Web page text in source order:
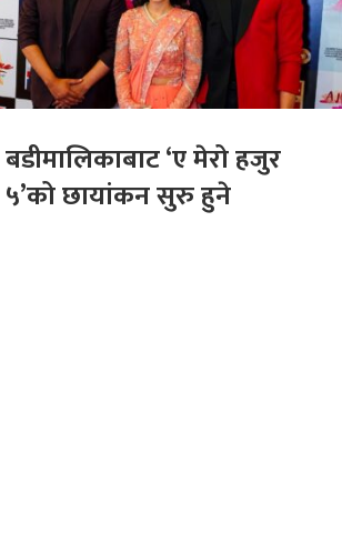
बडीमालिकाबाट ‘ए मेरो हजुर
५’को छायांकन सुरु हुने